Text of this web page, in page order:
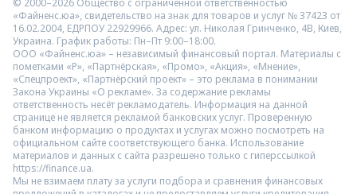
«Файненс.юа», свидетельство на знак для товаров и услуг № 37423 от
16.02.2004, ЕДРПОУ 22929966. Адрес: ул. Николая Гринченко, 4В, Киев,
Украина. График работы: Пн–Пт 9:00–18:00.
ООО «Файненс.юа» – независимый финансовый портал. Материалы с
пометками «Р», «Партнёрская», «Промо», «Акция», «Мнение»,
«Спецпроект», «Партнёрский проект» – это реклама в понимании
Закона Украины «О рекламе». За содержание рекламы
ответственность несёт рекламодатель. Информация на данной
странице не является рекламой банковских услуг. Проверенную
банком информацию о продуктах и услугах можно посмотреть на
официальном сайте соответствующего банка. Использование
материалов и данных с сайта разрешено только с гиперссылкой
https://finance.ua.
Мы не взимаем плату за услуги подбора и сравнения финансовых